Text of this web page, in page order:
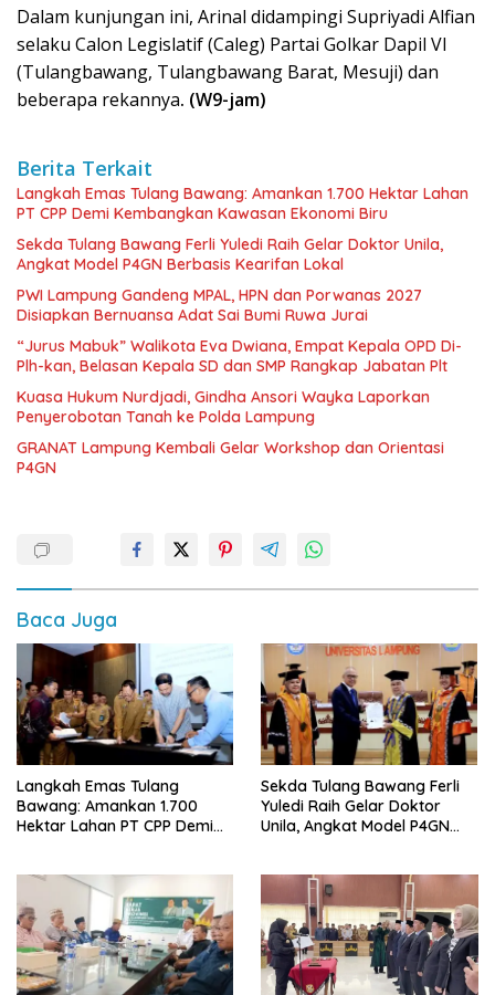
Dalam kunjungan ini, Arinal didampingi Supriyadi Alfian
selaku Calon Legislatif (Caleg) Partai Golkar Dapil VI
(Tulangbawang, Tulangbawang Barat, Mesuji) dan
beberapa rekannya. (W9-jam)
Berita Terkait
Langkah Emas Tulang Bawang: Amankan 1.700 Hektar Lahan
PT CPP Demi Kembangkan Kawasan Ekonomi Biru
Sekda Tulang Bawang Ferli Yuledi Raih Gelar Doktor Unila,
Angkat Model P4GN Berbasis Kearifan Lokal
PWI Lampung Gandeng MPAL, HPN dan Porwanas 2027
Disiapkan Bernuansa Adat Sai Bumi Ruwa Jurai
“Jurus Mabuk” Walikota Eva Dwiana, Empat Kepala OPD Di-
Plh-kan, Belasan Kepala SD dan SMP Rangkap Jabatan Plt
Kuasa Hukum Nurdjadi, Gindha Ansori Wayka Laporkan
Penyerobotan Tanah ke Polda Lampung
GRANAT Lampung Kembali Gelar Workshop dan Orientasi
P4GN
Baca Juga
Langkah Emas Tulang
Bawang: Amankan 1.700
Hektar Lahan PT CPP Demi
Sekda Tulang Bawang Ferli
Yuledi Raih Gelar Doktor
Unila, Angkat Model P4GN